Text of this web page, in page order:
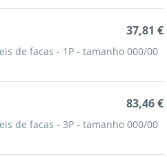
de facas - 1P - tamanho 000/00
37,81 €
de facas - 3P - tamanho 000/00
83,46 €